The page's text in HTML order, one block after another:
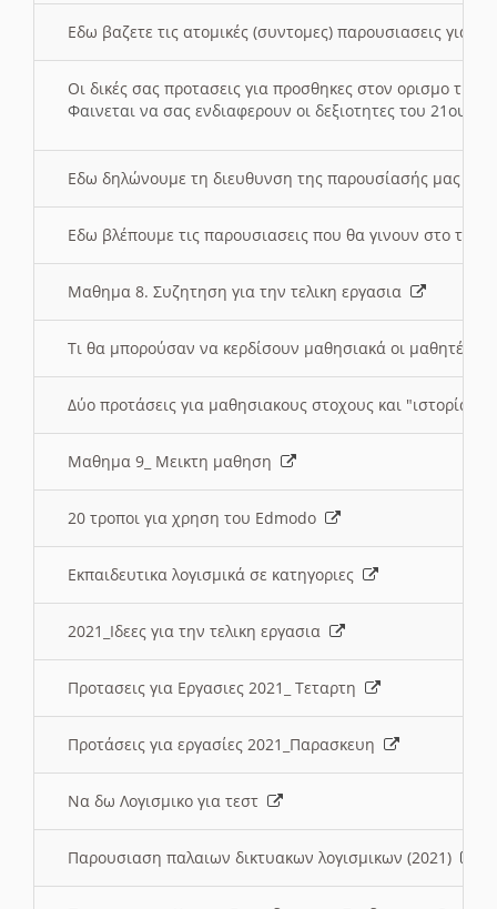
Εδω βαζετε τις ατομικές (συντομες) παρουσιασεις για
Οι δικές σας προτασεις για προσθηκες στον ορισμο
Φαινεται να σας ενδιαφερουν οι δεξιοτητες του 21ου
Εδω δηλώνουμε τη διευθυνση της παρουσίασής μας
Εδω βλέπουμε τις παρουσιασεις που θα γινουν στο
Μαθημα 8. Συζητηση για την τελικη εργασια
Τι θα μπορούσαν να κερδίσουν μαθησιακά οι μαθητές/
Δύο προτάσεις για μαθησιακους στοχους και "ιστορία"
Μαθημα 9_ Μεικτη μαθηση
20 τροποι για χρηση του Edmodo
Εκπαιδευτικα λογισμικά σε κατηγοριες
2021_Ιδεες για την τελικη εργασια
Προτασεις για Εργασιες 2021_ Τεταρτη
Προτάσεις για εργασίες 2021_Παρασκευη
Να δω Λογισμικο για τεστ
Παρουσιαση παλαιων δικτυακων λογισμικων (2021)